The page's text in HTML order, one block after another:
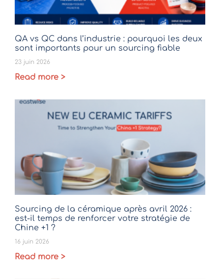
QA vs QC dans l’industrie : pourquoi les deux
sont importants pour un sourcing fiable
23 juin 2026
Read more >
Sourcing de la céramique après avril 2026 :
est-il temps de renforcer votre stratégie de
Chine +1 ?
16 juin 2026
Read more >